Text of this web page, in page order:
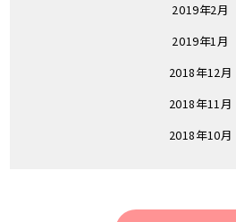
2019年2月
2019年1月
2018年12月
2018年11月
2018年10月